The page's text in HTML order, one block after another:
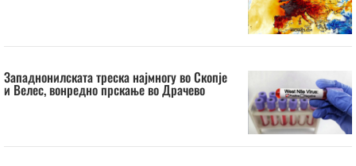
Западнонилската треска најмногу во Скопје
и Велес, вонредно прскање во Драчево